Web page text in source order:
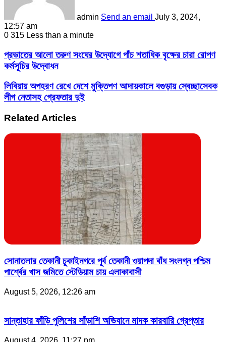
admin Send an email July 3, 2024,
12:57 am
0 315 Less than a minute
প্রভাতের আলো তরুণ সংঘের উদ্যোগে পাঁচ শতাধিক বৃক্ষের চারা রোপণ
কর্মসূচির উদ্বোধন
লিবিয়ায় অপহরণ রেখে দেশে মুক্তিপণ আদায়কালে বগুড়ায় স্বেচ্ছাসেবক
লীগ নেতাসহ গ্রেফতার দুই
Related Articles
সোনাতলার তেকানী চুকাইনগরে পূর্ব তেকানী ওয়াপদা বাঁধ সংলগ্ন পশ্চিম
পার্শ্বের খাস জমিতে স্টেডিয়াম চায় এলাকাবাসী
August 5, 2026, 12:26 am
সান্তাহার ফাঁড়ি পুলিশের সাঁড়াশি অভিযানে মাদক কারবারি গ্রেপ্তার
August 4, 2026, 11:27 pm